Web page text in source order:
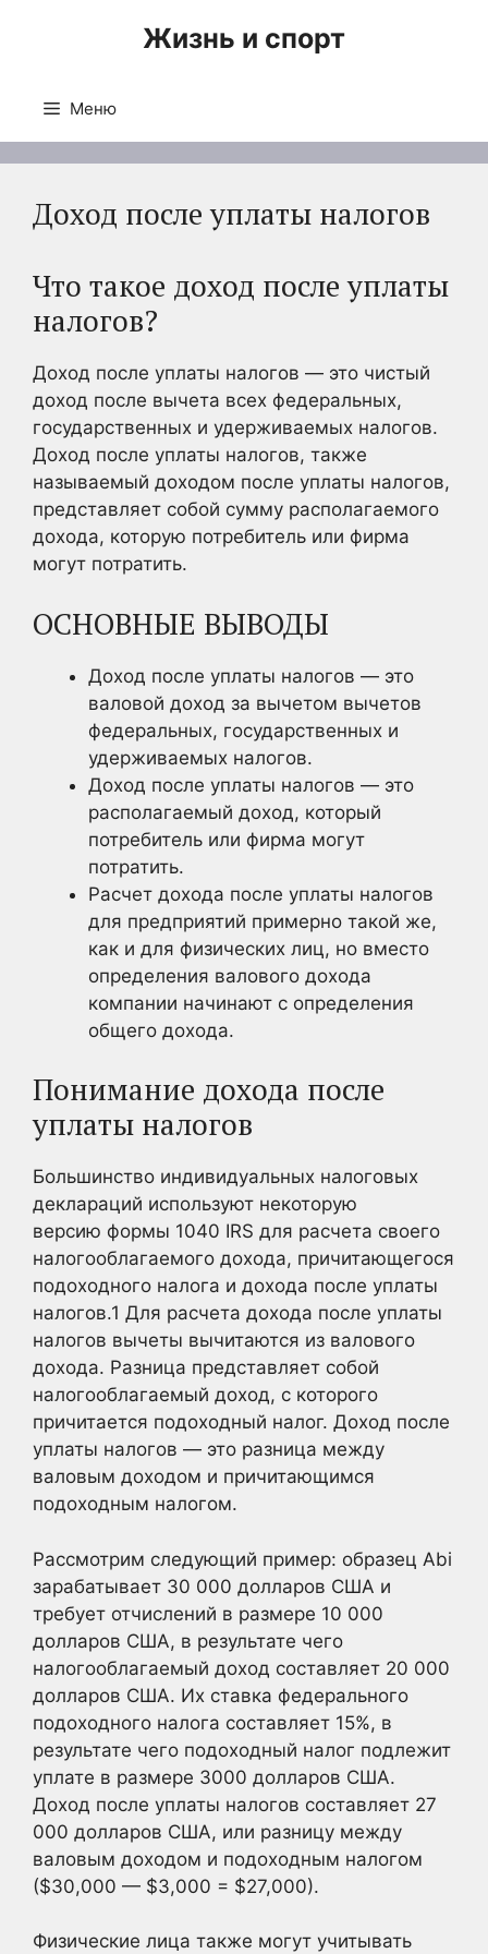
Жизнь и спорт
Меню
Доход после уплаты налогов
Что такое доход после уплаты
налогов?
Доход после уплаты налогов — это чистый
доход после вычета всех федеральных,
государственных и удерживаемых налогов.
Доход после уплаты налогов, также
называемый доходом после уплаты налогов,
представляет собой сумму располагаемого
дохода, которую потребитель или фирма
могут потратить.
ОСНОВНЫЕ ВЫВОДЫ
Доход после уплаты налогов — это
валовой доход за вычетом вычетов
федеральных, государственных и
удерживаемых налогов.
Доход после уплаты налогов — это
располагаемый доход, который
потребитель или фирма могут
потратить.
Расчет дохода после уплаты налогов
для предприятий примерно такой же,
как и для физических лиц, но вместо
определения валового дохода
компании начинают с определения
общего дохода.
Понимание дохода после
уплаты налогов
Большинство индивидуальных налоговых
деклараций используют некоторую
версию формы 1040 IRS для расчета своего
налогооблагаемого дохода, причитающегося
подоходного налога и дохода после уплаты
налогов.1 Для расчета дохода после уплаты
налогов вычеты вычитаются из валового
дохода. Разница представляет собой
налогооблагаемый доход, с которого
причитается подоходный налог. Доход после
уплаты налогов — это разница между
валовым доходом и причитающимся
подоходным налогом.
Рассмотрим следующий пример: образец Abi
зарабатывает 30 000 долларов США и
требует отчислений в размере 10 000
долларов США, в результате чего
налогооблагаемый доход составляет 20 000
долларов США. Их ставка федерального
подоходного налога составляет 15%, в
результате чего подоходный налог подлежит
уплате в размере 3000 долларов США.
Доход после уплаты налогов составляет 27
000 долларов США, или разницу между
валовым доходом и подоходным налогом
($30,000 — $3,000 = $27,000).
Физические лица также могут учитывать